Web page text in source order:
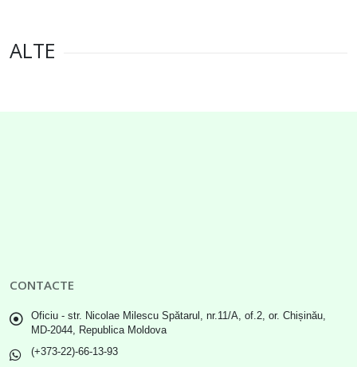
ALTE
CONTACTE
Oficiu - str. Nicolae Milescu Spătarul, nr.11/A, of.2, or. Chișinău,
MD-2044, Republica Moldova
(+373-22)-66-13-93